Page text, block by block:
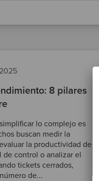
8 pilares
lo complejo es
buscan medir la
la productividad de
control o analizar el
tickets cerrados,
de...